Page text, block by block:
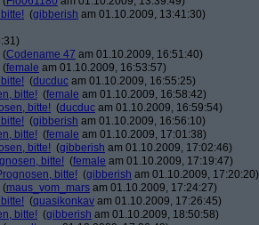
(gibberish am 01.10.2009, 13:41:30)
(Codename 47 am 01.10.2009, 16:51:40)
(female am 01.10.2009, 16:53:57)
(ducduc am 01.10.2009, 16:55:25)
bitte! (female am 01.10.2009, 16:58:42)
bitte! (ducduc am 01.10.2009, 16:59:54)
(gibberish am 01.10.2009, 16:56:10)
bitte! (female am 01.10.2009, 17:01:38)
bitte! (gibberish am 01.10.2009, 17:02:46)
bitte! (female am 01.10.2009, 17:19:47)
bitte! (gibberish am 01.10.2009, 17:20:20)
(maus_vom_mars am 01.10.2009, 17:24:27)
(quasikonkav am 01.10.2009, 17:26:45)
bitte! (gibberish am 01.10.2009, 18:50:58)